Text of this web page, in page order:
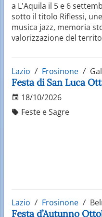
a L'Aquila il 5 e 6
sotto il titolo Riflessi,
musica jazz, memoria
valorizzazione del
Lazio Frosinone
Festa di San Luca
18/10/2026
Feste e Sagre
Lazio Frosinone
Festa d’Autunno